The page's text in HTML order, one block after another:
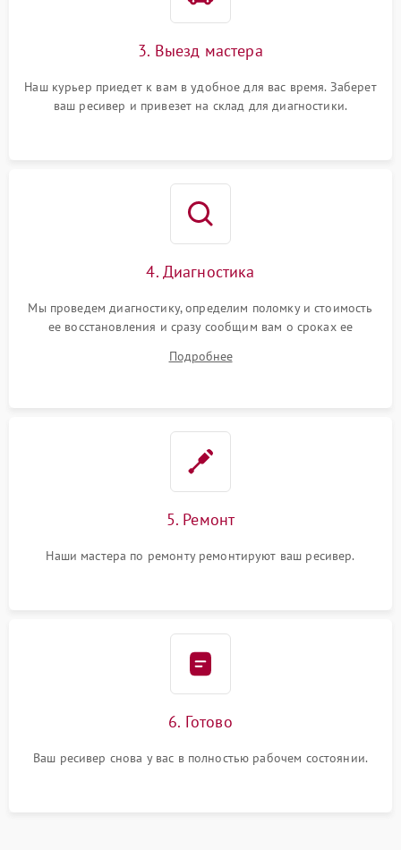
3. Выезд мастера
Наш курьер приедет к вам в удобное для вас время. Заберет
ваш ресивер и привезет на склад для диагностики.
4. Диагностика
Мы проведем диагностику, определим поломку и стоимость
ее восстановления и сразу сообщим вам о сроках ее
Подробнее
5. Ремонт
Наши мастера по ремонту ремонтируют ваш ресивер.
6. Готово
Ваш ресивер снова у вас в полностью рабочем состоянии.